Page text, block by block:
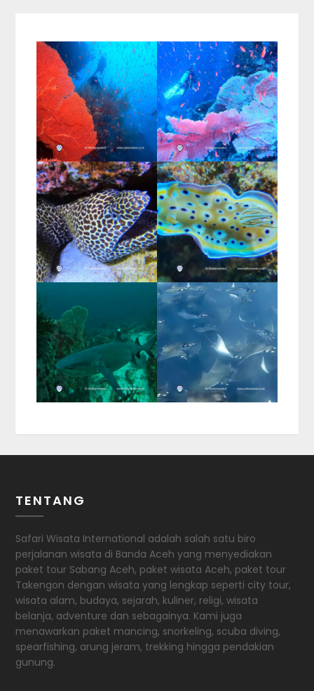
TENTANG
Safari Wisata International adalah salah satu biro
perjalanan wisata di Banda Aceh yang menyediakan
paket tour Sabang Aceh, paket wisata Aceh, paket tour
Takengon dengan wisata yang lengkap seperti city tour,
wisata alam, budaya, sejarah, kuliner, religi, wisata
belanja, adventure dan sebagainya. Kami juga
menawarkan paket mancing, snorkeling, scuba diving,
spearfishing, arung jeram, trekking hingga pendakian
gunung.